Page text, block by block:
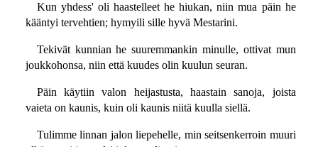
Kun yhdess' oli haastelleet he hiukan, niin mua päin he
kääntyi tervehtien; hymyili sille hyvä Mestarini.
Tekivät kunnian he suuremmankin minulle, ottivat mun
joukkohonsa, niin että kuudes olin kuulun seuran.
Päin käytiin valon heijastusta, haastain sanoja, joista
vaieta on kaunis, kuin oli kaunis niitä kuulla siellä.
Tulimme linnan jalon liepehelle, min seitsenkerroin muuri